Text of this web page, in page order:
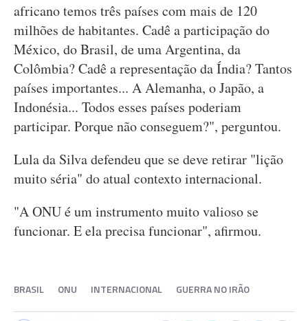
africano temos três países com mais de 120
milhões de habitantes. Cadê a participação do
México, do Brasil, de uma Argentina, da
Colômbia? Cadê a representação da Índia? Tantos
países importantes... A Alemanha, o Japão, a
Indonésia... Todos esses países poderiam
participar. Porque não conseguem?", perguntou.
Lula da Silva defendeu que se deve retirar "lição
muito séria" do atual contexto internacional.
"A ONU é um instrumento muito valioso se
funcionar. E ela precisa funcionar", afirmou.
BRASIL ONU INTERNACIONAL GUERRA NO IRÃO